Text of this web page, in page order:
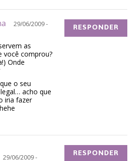
29/06/2009 -
as
você comprou?
Onde
o seu
acho que
iria fazer
RESPONDER
29/06/2009 -
RESPONDER